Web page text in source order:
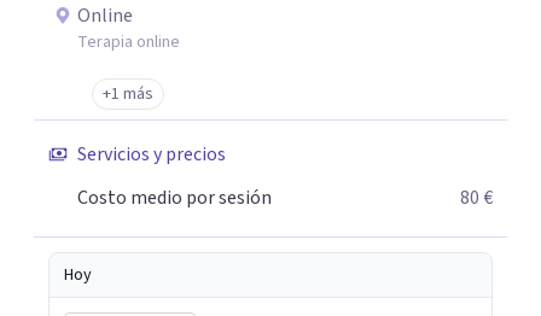
Online
Terapia online
+1 más
Servicios y precios
Costo medio por sesión
80 €
Hoy